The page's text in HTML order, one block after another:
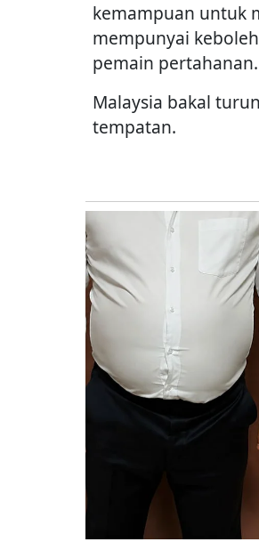
kemampuan untuk
mempunyai
pemain pertahanan.
Malaysia bakal
tempatan.